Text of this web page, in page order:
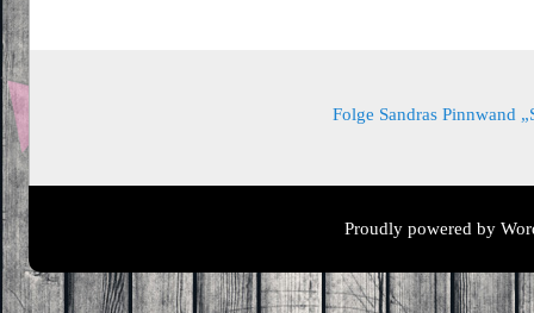
Folge Sandras Pinnwand
Proudly powered by